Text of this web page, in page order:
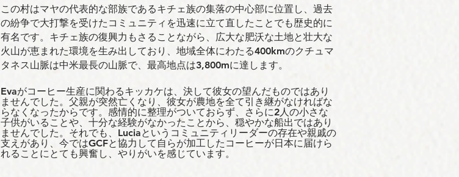
この村はマヤの代表的な部族であるキチェ族の集落の中心部に位置し、過去
の紛争で大打撃を受けたコミュニティを迅速に立て直したことでも歴史的に
有名です。キチェ族の復興力もさることながら、広大な肥沃な土地と壮大な
火山が恵まれた環境を生み出しており、地域全体にわたる400kmのクチュマ
タネス山脈は中米最長の山脈で、最高地点は3,800mに達します。
Evaがコーヒー生産に関わるキッカケは、決して彼女の望んだものではあり
ませんでした。父親が突然亡くなり、彼女が農地を全て引き継がなければな
らなくなったからです。感情的に整理がついておらず、さらに2人の小さな
子供がいることや、十分な経験がなかったことから、穏やかな船出ではあり
ませんでした。それでも、Luciaというコミュニティリーダーの存在や親戚の
支えがあり、今ではGCFと協力して自らが加工したコーヒーが日本に届けら
れることにとても興奮し、やりがいを感じています。